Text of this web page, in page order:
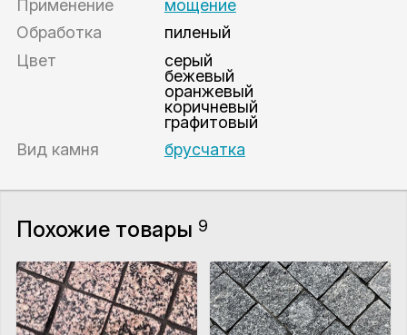
Применение
мощение
Обработка
пиленый
Цвет
серый
бежевый
оранжевый
коричневый
графитовый
Вид камня
брусчатка
Похожие товары 9